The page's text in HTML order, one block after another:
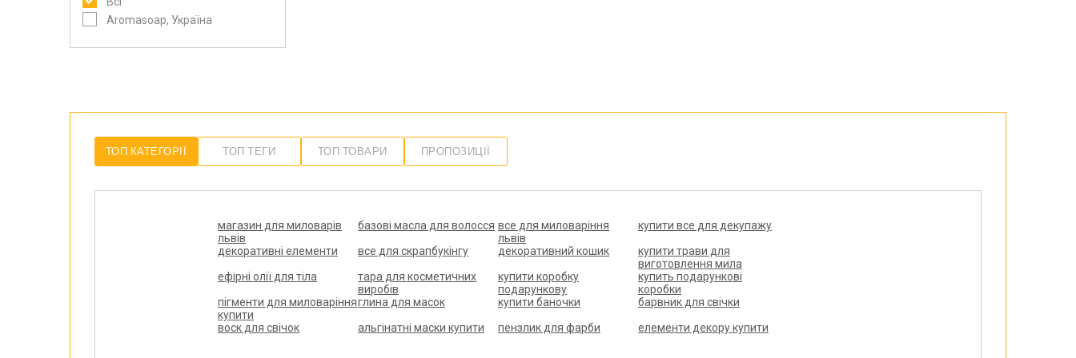
Aromasoap, Україна
ТОП КАТЕГОРІЇ ТОП ТЕГИ ТОП ТОВАРИ ПРОПОЗИЦІЇ
магазин для миловарів
львів
базові масла для волосся все для миловаріння
львів
купити все для декупажу
декоративні елементи
все для скрапбукінгу декоративний кошик
купити трави для
виготовлення мила
ефірні олії для тіла
тара для косметичних
виробів
купити коробку
подарункову
купить подарункові
коробки
пігменти для миловаріння
купити
глина для масок купити баночки
барвник для свічки
воск для свічок
альгінатні маски купити пензлик для фарби елементи декору купити